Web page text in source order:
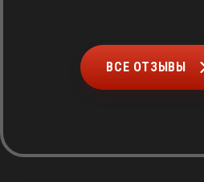
ВСЕ ОТЗЫВЫ